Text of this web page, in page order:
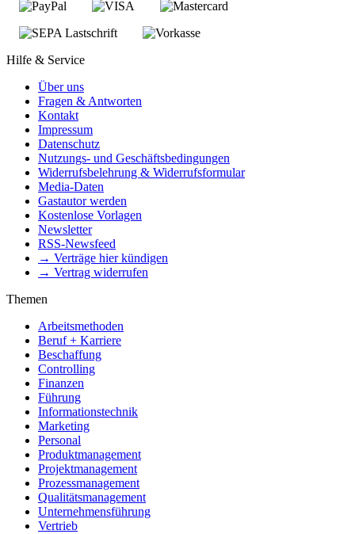
Hilfe & Service
Über uns
Fragen & Antworten
Kontakt
Impressum
Datenschutz
Nutzungs- und Geschäftsbedingungen
Widerrufsbelehrung & Widerrufsformular
Media-Daten
Gastautor werden
Kostenlose Vorlagen
Newsletter
RSS-Newsfeed
→ Verträge hier kündigen
→ Vertrag widerrufen
Themen
Arbeitsmethoden
Beruf + Karriere
Beschaffung
Controlling
Finanzen
Führung
Informationstechnik
Marketing
Personal
Produktmanagement
Projektmanagement
Prozessmanagement
Qualitätsmanagement
Unternehmensführung
Vertrieb